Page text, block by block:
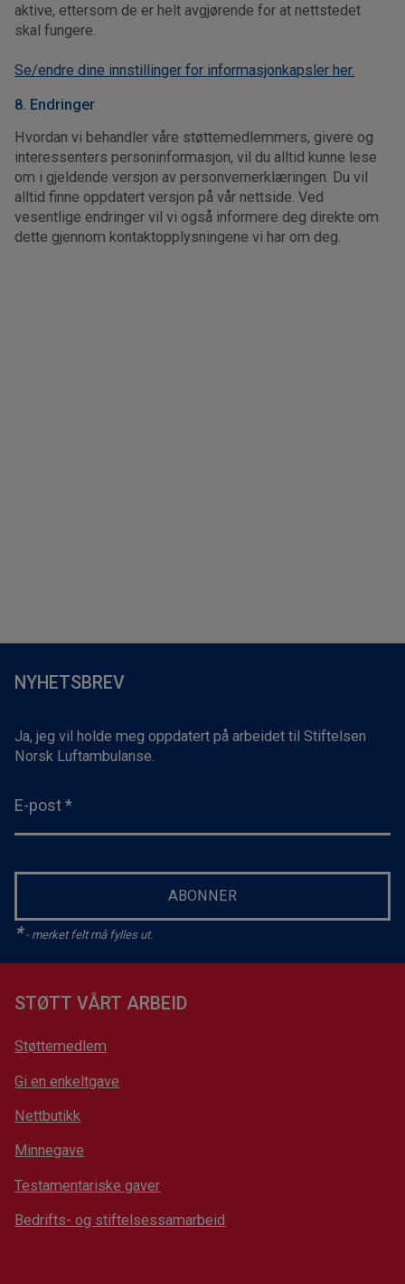
aktive, ettersom de er helt avgjørende for at nettstedet
skal fungere.
Se/endre dine innstillinger for informasjonkapsler her.
8. Endringer
Hvordan vi behandler våre støttemedlemmers, givere og
interessenters personinformasjon, vil du alltid kunne lese
om i gjeldende versjon av personvernerklæringen. Du vil
alltid finne oppdatert versjon på vår nettside. Ved
vesentlige endringer vil vi også informere deg direkte om
dette gjennom kontaktopplysningene vi har om deg.
NYHETSBREV
Ja, jeg vil holde meg oppdatert på arbeidet til Stiftelsen
Norsk Luftambulanse.
E-post *
ABONNER
*- merket felt må fylles ut.
STØTT VÅRT ARBEID
Støttemedlem
Gi en enkeltgave
Nettbutikk
Minnegave
Testamentariske gaver
Bedrifts- og stiftelsessamarbeid